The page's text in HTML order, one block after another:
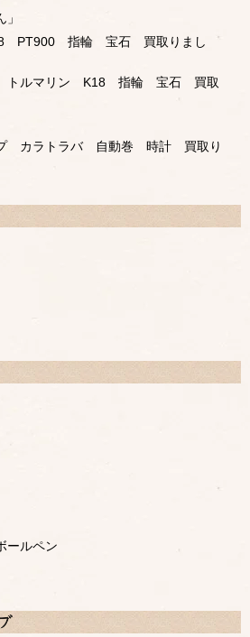
PT900 指輪 宝石 買取りまし
トルマリン K18 指輪 宝石 買取
プ カラトラバ 自動巻 時計 買取り
ールペン